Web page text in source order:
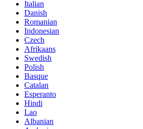
Italian
Danish
Romanian
Indonesian
Czech
Afrikaans
Swedish
Polish
Basque
Catalan
Esperanto
Hindi
Lao
Albanian